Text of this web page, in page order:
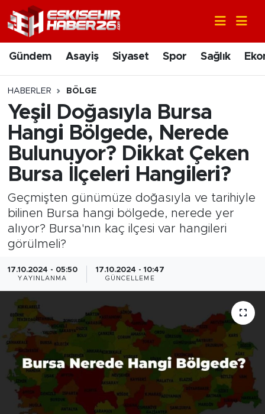
Gündem Asayiş Siyaset Spor Sağlık
HABERLER BÖLGE
Yeşil Doğasıyla Bursa
Hangi Bölgede, Nerede
Bulunuyor? Dikkat Çeken
Bursa İlçeleri Hangileri?
Geçmişten günümüze doğasıyla ve tarihiyle
bilinen Bursa hangi bölgede, nerede yer
alıyor? Bursa'nın kaç ilçesi var hangileri
görülmeli?
17.10.2024 - 05:50
YAYINLANMA
17.10.2024 - 10:47
GÜNCELLEME
Gündem
Asayiş
Siyaset
Spor
Ekonomi
Eğitim
Teknoloji
Magazin
Dünya
Sektör
Nöbetçi Eczaneler
Hava Durumu
Trafik Durumu
Süper Lig Puan Durumu ve Fikstür
Tüm Manşetler
Son Dakika Haberleri
Haber Arşivi